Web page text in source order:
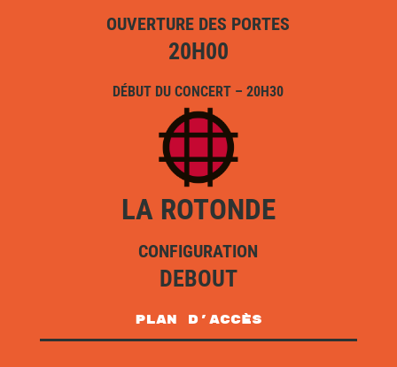
OUVERTURE DES PORTES
20H00
DÉBUT DU CONCERT – 20H30
LA ROTONDE
CONFIGURATION
DEBOUT
plan d'accès